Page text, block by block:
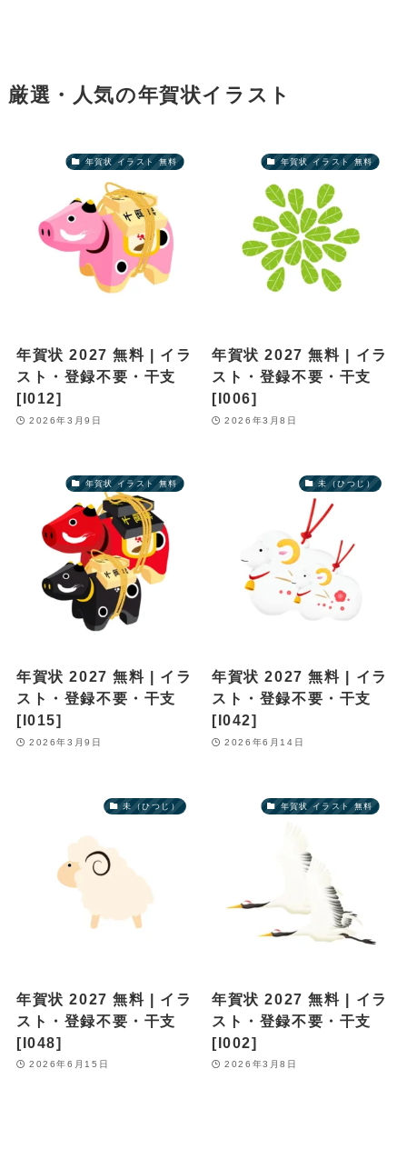
厳選・人気の年賀状イラスト
年賀状 イラスト 無料
年賀状 2027 無料 | イラ
スト・登録不要・干支
[I012]
2026年3月9日
年賀状 イラスト 無料
年賀状 2027 無料 | イラ
スト・登録不要・干支
[I006]
2026年3月8日
年賀状 イラスト 無料
年賀状 2027 無料 | イラ
スト・登録不要・干支
[I015]
2026年3月9日
未（ひつじ）
年賀状 2027 無料 | イラ
スト・登録不要・干支
[I042]
2026年6月14日
未（ひつじ）
年賀状 2027 無料 | イラ
スト・登録不要・干支
[I048]
2026年6月15日
年賀状 イラスト 無料
年賀状 2027 無料 | イラ
スト・登録不要・干支
[I002]
2026年3月8日